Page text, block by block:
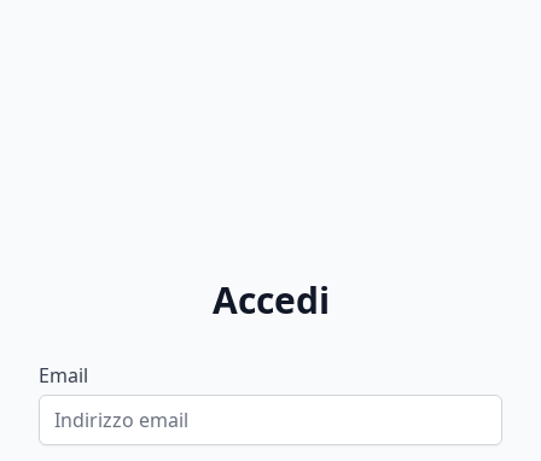
Accedi
Email